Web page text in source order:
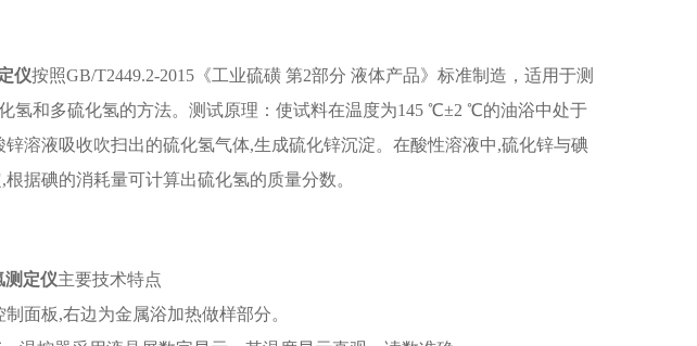
仪按照GB/T2449.2-2015《工业硫磺 第2部分 液体产品》标准制造，适用于测
氢和多硫化氢的方法。测试原理：使试料在温度为145 ℃±2 ℃的油浴中处于
溶液吸收吹扫出的硫化氢气体,生成硫化锌沉淀。在酸性溶液中,硫化锌与碘
据碘的消耗量可计算出硫化氢的质量分数。
测定仪主要技术特点
面板,右边为金属浴加热做样部分。